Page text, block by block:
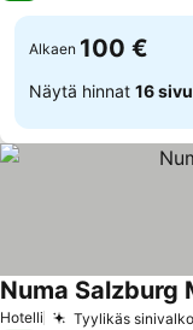
Alkaen 100 €
Näytä hinnat 16
Hotelli Tyylikäs
Numa Salzburg